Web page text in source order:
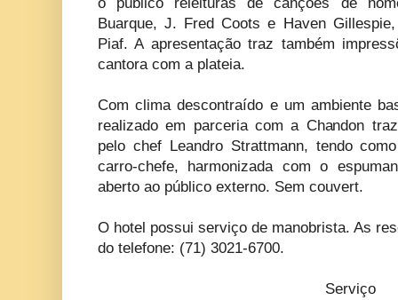
Buarque, J. Fred Coots e Haven
Piaf. A apresentação traz também
cantora com a plateia.
Com clima descontraído e um ambiente
realizado em parceria com a Chandon
pelo chef Leandro Strattmann, tendo
carro-chefe, harmonizada com o
aberto ao público externo. Sem couvert.
O hotel possui serviço de manobrista. As
do telefone: (71) 3021-6700.
Serviço